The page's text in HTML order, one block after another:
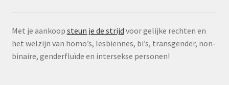
Met je aankoop steun je de strijd voor gelijke rechten en
het welzijn van homo’s, lesbiennes, bi’s, transgender, non-
binaire, genderfluïde en intersekse personen!